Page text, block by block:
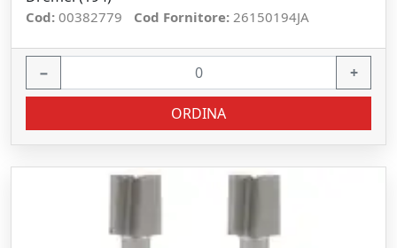
Cod: 00382779 Cod Fornitore: 26150194JA
− +
ORDINA